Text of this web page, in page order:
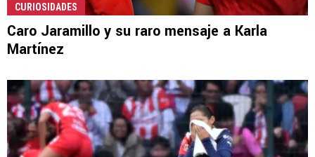
CURIOSIDADES
Caro Jaramillo y su raro mensaje a Karla
Martínez